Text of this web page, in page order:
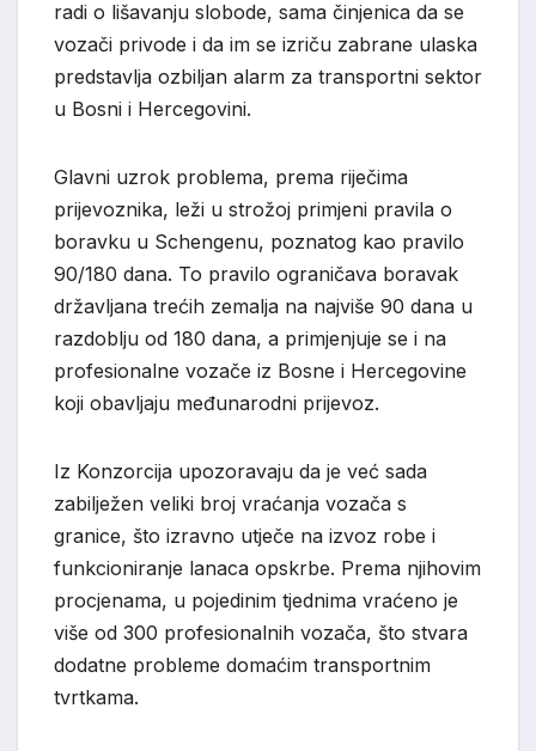
radi o lišavanju slobode, sama činjenica da se
vozači privode i da im se izriču zabrane ulaska
predstavlja ozbiljan alarm za transportni sektor
u Bosni i Hercegovini.
Glavni uzrok problema, prema riječima
prijevoznika, leži u strožoj primjeni pravila o
boravku u Schengenu, poznatog kao pravilo
90/180 dana. To pravilo ograničava boravak
državljana trećih zemalja na najviše 90 dana u
razdoblju od 180 dana, a primjenjuje se i na
profesionalne vozače iz Bosne i Hercegovine
koji obavljaju međunarodni prijevoz.
Iz Konzorcija upozoravaju da je već sada
zabilježen veliki broj vraćanja vozača s
granice, što izravno utječe na izvoz robe i
funkcioniranje lanaca opskrbe. Prema njihovim
procjenama, u pojedinim tjednima vraćeno je
više od 300 profesionalnih vozača, što stvara
dodatne probleme domaćim transportnim
tvrtkama.